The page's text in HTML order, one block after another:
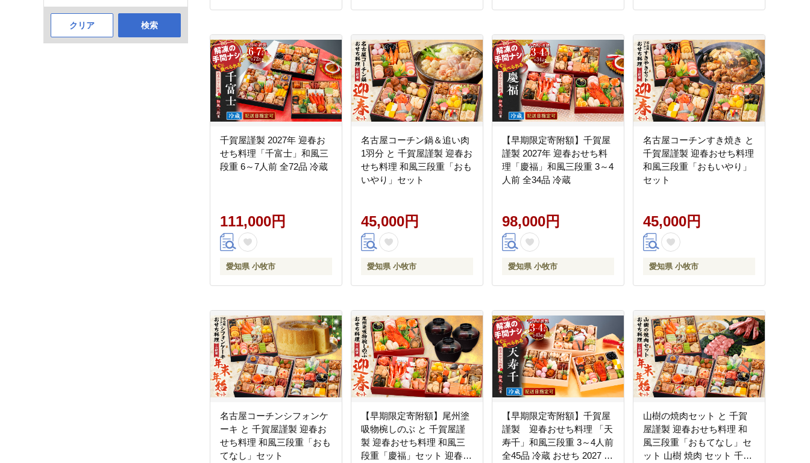
クリア 検索
千賀屋謹製 2027年 迎春お
せち料理「千富士」和風三
段重 6～7人前 全72品 冷蔵
111,000円
愛知県 小牧市
名古屋コーチン鍋＆追い肉
1羽分 と 千賀屋謹製 迎春お
せち料理 和風三段重「おも
いやり」セット
45,000円
愛知県 小牧市
【早期限定寄附額】千賀屋
謹製 2027年 迎春おせち料
理「慶福」和風三段重 3～4
人前 全34品 冷蔵
98,000円
愛知県 小牧市
名古屋コーチンすき焼き と
千賀屋謹製 迎春おせち料理
和風三段重「おもいやり」
セット
45,000円
愛知県 小牧市
名古屋コーチンシフォンケ
ーキ と 千賀屋謹製 迎春お
せち料理 和風三段重「おも
てなし」セット
【早期限定寄附額】尾州塗
吸物椀しのぶ と 千賀屋謹
製 迎春おせち料理 和風三
段重「慶福」セット 迎春
【早期限定寄附額】千賀屋
謹製 迎春おせち料理 「天
寿千」和風三段重 3～4人前
全45品 冷蔵 おせち 2027 お
山樹の焼肉セット と 千賀
屋謹製 迎春おせち料理 和
風三段重「おもてなし」セ
ット 山樹 焼肉 セット 千賀